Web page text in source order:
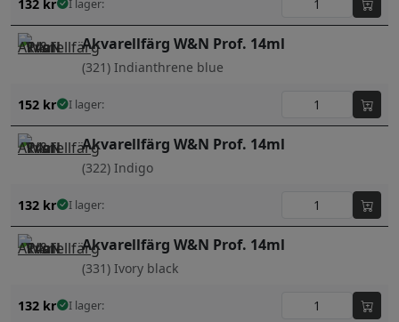
132 kr I lager:
Akvarellfärg W&N Prof. 14ml
(321) Indianthrene blue
152 kr I lager:
Akvarellfärg W&N Prof. 14ml
(322) Indigo
132 kr I lager:
Akvarellfärg W&N Prof. 14ml
(331) Ivory black
132 kr I lager: